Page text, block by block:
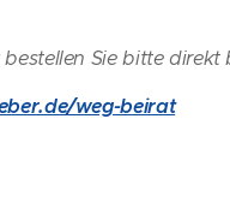
Sie bitte direkt
weg-beirat